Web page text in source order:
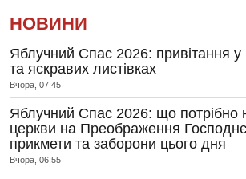
НОВИНИ
Яблучний Спас 2026: привітання у
та яскравих листівках
Вчора, 07:45
Яблучний Спас 2026: що потрібно
церкви на Преображення
прикмети та заборони цього дня
Вчора, 06:55